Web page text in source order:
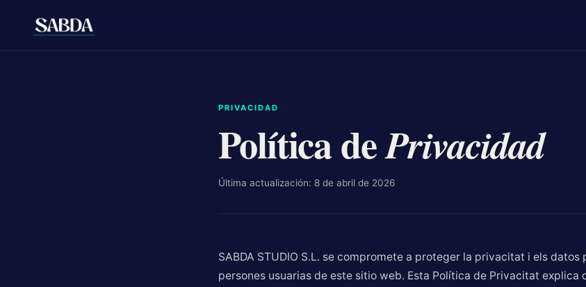
PRIVACIDAD
Política dePrivacidad
Última actualización: 8 de abril de 2026
SABDA STUDIO S.L. se compromete a proteger la privacitat i els datos
persones usuarias de este sitio web. Esta Política de Privacitat explica